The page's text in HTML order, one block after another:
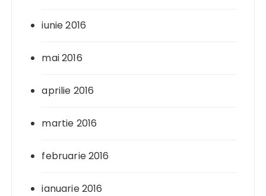
iunie 2016
mai 2016
aprilie 2016
martie 2016
februarie 2016
ianuarie 2016